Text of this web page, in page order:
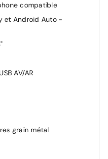
40 à distance avec
sièges AV
à LED personnalisable
intégrés
compatible
et Android Auto -
AV/AR
(DAB)
avec programme de
ligne
grain métal